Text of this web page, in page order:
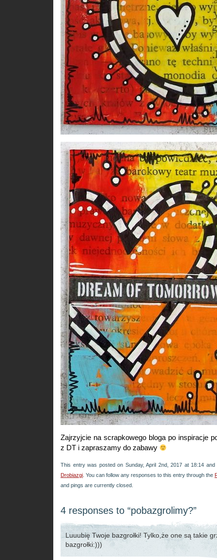
Zajrzyjcie na scrapkowego bloga po inspiracje
z DT i zapraszamy do zabawy
This entry was posted on Sunday, April 2nd, 2017 at 18:14
Drobiazgi . You can follow any responses to this entry through the
and pings are currently closed.
4 responses to “pobazgrolimy?”
Luuubię Twoje bazgrołki! Tylko,że one są takie
bazgrołki:)))